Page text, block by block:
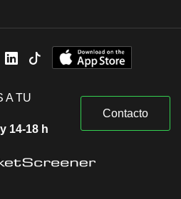
A TU
14-18 h
Contacto